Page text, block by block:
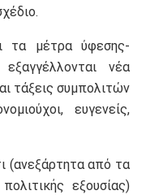
τα μέτρα ύφεσης-
νέα
τάξεις συμπολιτών
ευγενείς,
(ανεξάρτητα από τα
εξουσίας)